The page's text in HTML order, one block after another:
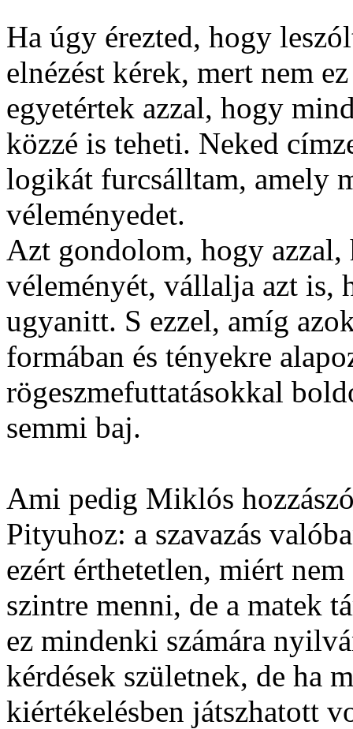
Ha úgy érezted, hogy
elnézést kérek, mert nem
egyetértek azzal, hogy
közzé is teheti. Neked
logikát furcsálltam, amely
véleményedet.
Azt gondolom, hogy
véleményét, vállalja azt is,
ugyanitt. S ezzel, amíg
formában és tényekre
rögeszmefuttatásokkal
semmi baj.
Ami pedig Miklós
Pityuhoz: a szavazás
ezért érthetetlen, miért
szintre menni, de a matek
ez mindenki számára
kérdések születnek, de ha
kiértékelésben játszhatott